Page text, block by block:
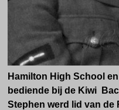
Hamilton High School en
bediende bij de Kiwi
Stephen werd lid van de